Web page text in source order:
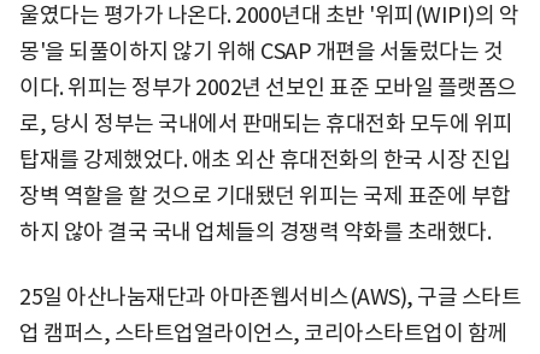
울였다는 평가가 나온다. 2000년대 초반 '위피(WIPI)의 악
몽'을 되풀이하지 않기 위해 CSAP 개편을 서둘렀다는 것
이다. 위피는 정부가 2002년 선보인 표준 모바일 플랫폼으
로, 당시 정부는 국내에서 판매되는 휴대전화 모두에 위피
탑재를 강제했었다. 애초 외산 휴대전화의 한국 시장 진입
장벽 역할을 할 것으로 기대됐던 위피는 국제 표준에 부합
하지 않아 결국 국내 업체들의 경쟁력 약화를 초래했다.
25일 아산나눔재단과 아마존웹서비스(AWS), 구글 스타트
업 캠퍼스, 스타트업얼라이언스, 코리아스타트업이 함께